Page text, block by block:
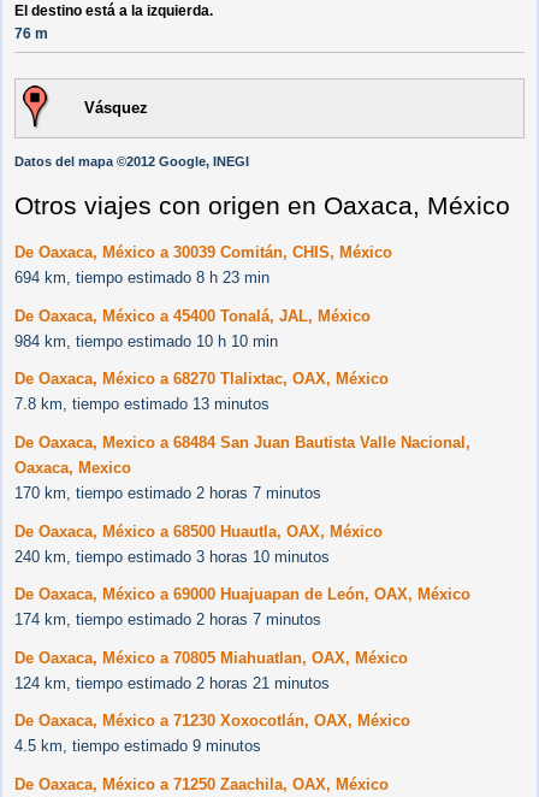
El destino está a la izquierda.
76 m
Vásquez
Datos del mapa ©2012 Google, INEGI
Otros viajes con origen en Oaxaca, México
De Oaxaca, México a 30039 Comitán, CHIS, México
694 km, tiempo estimado 8 h 23 min
De Oaxaca, México a 45400 Tonalá, JAL, México
984 km, tiempo estimado 10 h 10 min
De Oaxaca, México a 68270 Tlalixtac, OAX, México
7.8 km, tiempo estimado 13 minutos
De Oaxaca, Mexico a 68484 San Juan Bautista Valle Nacional,
Oaxaca, Mexico
170 km, tiempo estimado 2 horas 7 minutos
De Oaxaca, México a 68500 Huautla, OAX, México
240 km, tiempo estimado 3 horas 10 minutos
De Oaxaca, México a 69000 Huajuapan de León, OAX, México
174 km, tiempo estimado 2 horas 7 minutos
De Oaxaca, México a 70805 Miahuatlan, OAX, México
124 km, tiempo estimado 2 horas 21 minutos
De Oaxaca, México a 71230 Xoxocotlán, OAX, México
4.5 km, tiempo estimado 9 minutos
De Oaxaca, México a 71250 Zaachila, OAX, México